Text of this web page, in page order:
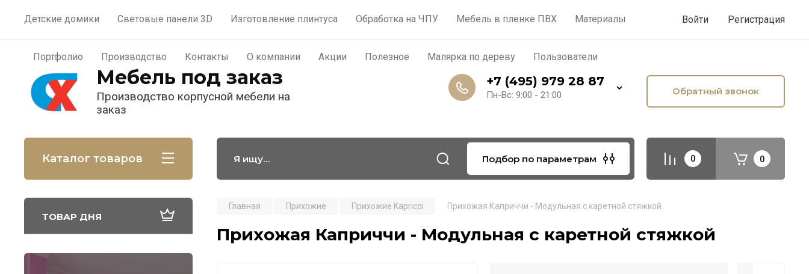
Детские домики Световые панели 3D Изготовление плинтуса Обработка на ЧПУ Мебель в пленке ПВХ Материалы
Портфолио Производство Контакты О компании Акции Полезное Малярка по дереву Пользователи
Войти Регистрация
Мебель под заказ
Производство корпусной мебели на
заказ
+7 (495) 979 28 87
Пн-Вс: 9:00 - 21:00 Обратный звонок
Материалы Портфолио Производство Контакты О компании Акции Полезное Малярка по дереву
Пользователи
Каталог товаров Подбор по параметрам 0 0
ТОВАР ДНЯ
Главная Прихожие Прихожие Kapricci Прихожая Каприччи - Модульная с каретной стяжкой
Прихожая Каприччи - Модульная с каретной стяжкой